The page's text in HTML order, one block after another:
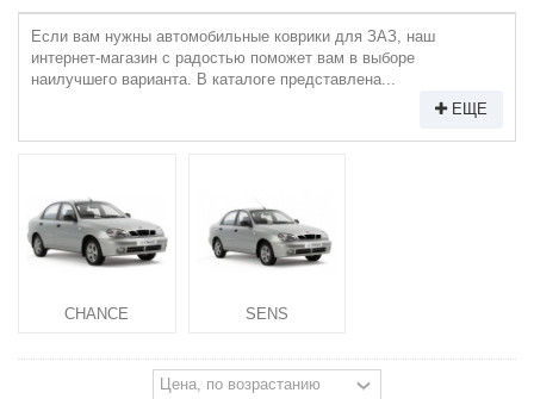
Если вам нужны автомобильные коврики для ЗАЗ, наш
интернет-магазин с радостью поможет вам в выборе
наилучшего варианта. В каталоге представлена...
ЕЩЕ
CHANCE SENS